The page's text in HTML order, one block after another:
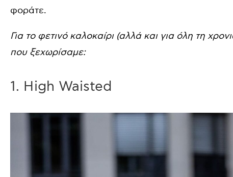
φοράτε.
Για το φετινό καλοκαίρι (αλλά και για όλη τη
που ξεχωρίσαμε:
1. High Waisted